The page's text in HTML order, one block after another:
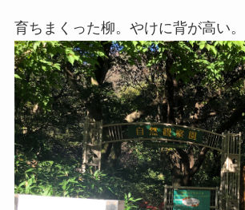
育ちまくった柳。やけに背が高い。